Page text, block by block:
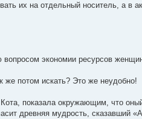
их на отдельный носитель, а в
экономии ресурсов
потом искать? Это же неудобно!
показала окружающим, что
древняя мудрость, сказавший